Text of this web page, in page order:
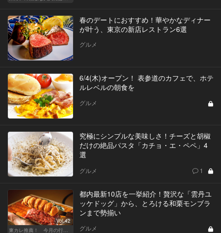
春のデートにおすすめ！華やかなディナー
が叶う、東京の新店レストラン6選
グルメ
6/4(木)オープン！ 表参道のカフェで、ホテ
ルレベルの朝食を
グルメ
究極にシンプルな美味しさ！チーズと胡椒
だけの絶品パスタ「カチョ・エ・ペペ」4
選
グルメ 1
Vol.42
都内最新10店を一挙紹介！贅沢な「雲丹ユ
ッケドッグ」から、とろける和栗モンブラ
ンまで勢揃い
グルメ